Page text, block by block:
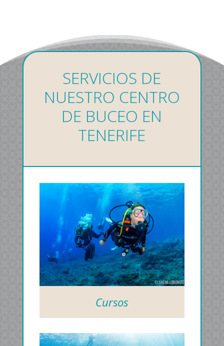
SERVICIOS DE
NUESTRO CENTRO
DE BUCEO EN
TENERIFE
Cursos